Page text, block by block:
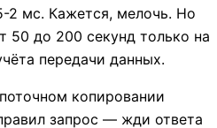
2 мс. Кажется, мелочь. Но
50 до 200 секунд только на
передачи данных.
копировании
запрос — жди ответа